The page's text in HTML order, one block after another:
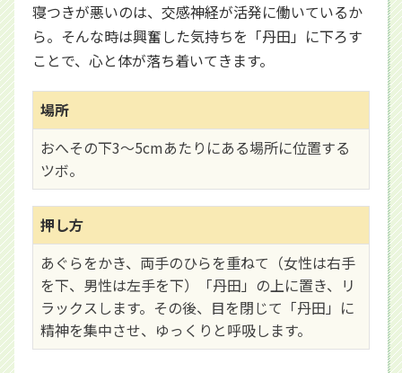
寝つきが悪いのは、交感神経が活発に働いているか
ら。そんな時は興奮した気持ちを「丹田」に下ろす
ことで、心と体が落ち着いてきます。
場所
おへその下3～5cmあたりにある場所に位置する
ツボ。
押し方
あぐらをかき、両手のひらを重ねて（女性は右手
を下、男性は左手を下）「丹田」の上に置き、リ
ラックスします。その後、目を閉じて「丹田」に
精神を集中させ、ゆっくりと呼吸します。